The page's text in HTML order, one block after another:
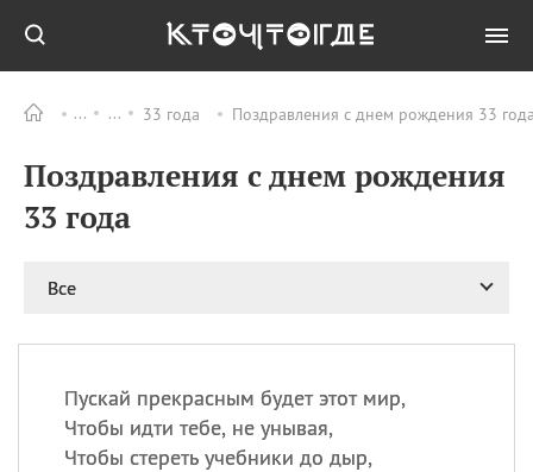
33 года Поздравления с днем рождения 33
Поздравления с днем рождения
33 года
Все
Пускай прекрасным будет этот мир,
Чтобы идти тебе, не унывая,
Чтобы стереть учебники до дыр,
ПРАЗДНИКИ Все
09.08 День памяти
великомученика и
Николая Чудотворца
11.08 День полета на
11.08 День Святой Клары —
покровительницы
телевидения